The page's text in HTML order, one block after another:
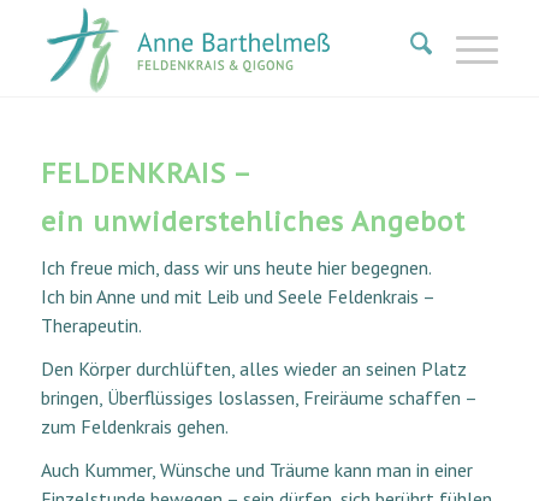
FELDENKRAIS –
ein unwiderstehliches Angebot
Ich freue mich, dass wir uns heute hier begegnen.
Ich bin Anne und mit Leib und Seele Feldenkrais –
Therapeutin.
Den Körper durchlüften, alles wieder an seinen Platz
bringen, Überflüssiges loslassen, Freiräume schaffen –
zum Feldenkrais gehen.
Auch Kummer, Wünsche und Träume kann man in einer